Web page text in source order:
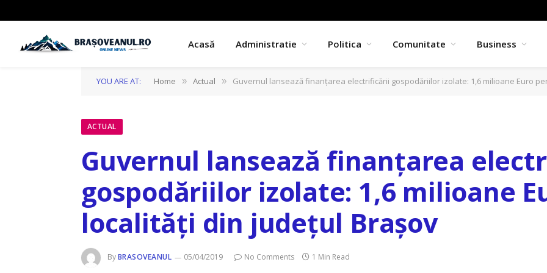
Acasă Administratie Politica Comunitate Business
YOU ARE AT: Home » Actual » Guvernul lansează finanțarea electrificării gospodăriilor izolate: 1,6 milioane Euro
ACTUAL
Guvernul lansează finanțarea
gospodăriilor izolate: 1,6 milioane
localități din județul Brașov
ByBRASOVEANUL 05/04/2019 No Comments 1 Min Read